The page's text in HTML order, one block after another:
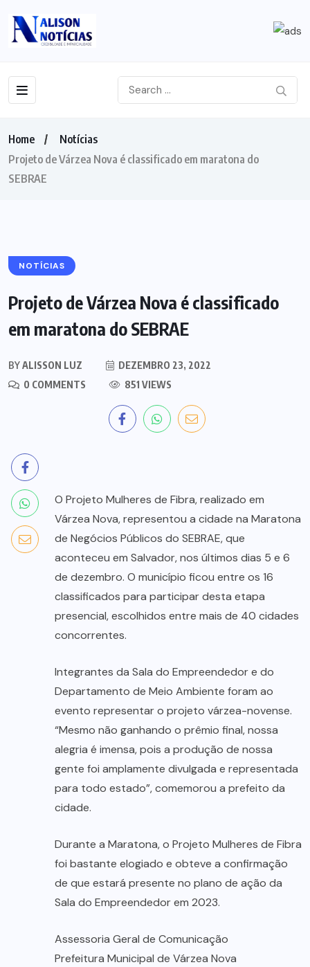
Home
Notícias
Projeto de Várzea Nova é classificado em maratona do
SEBRAE
NOTÍCIAS
Projeto de Várzea Nova é classificado
em maratona do SEBRAE
BYALISSON LUZ
DEZEMBRO 23, 2022
0 COMMENTS
851 VIEWS
O Projeto Mulheres de Fibra, realizado em
Várzea Nova, representou a cidade na Maratona
de Negócios Públicos do SEBRAE, que
aconteceu em Salvador, nos últimos dias 5 e 6
de dezembro. O município ficou entre os 16
classificados para participar desta etapa
presencial, escolhidos entre mais de 40 cidades
concorrentes.
Integrantes da Sala do Empreendedor e do
Departamento de Meio Ambiente foram ao
evento representar o projeto várzea-novense.
“Mesmo não ganhando o prêmio final, nossa
alegria é imensa, pois a produção de nossa
gente foi amplamente divulgada e representada
para todo estado”, comemorou a prefeito da
cidade.
Durante a Maratona, o Projeto Mulheres de Fibra
foi bastante elogiado e obteve a confirmação
de que estará presente no plano de ação da
Sala do Empreendedor em 2023.
Assessoria Geral de Comunicação
Prefeitura Municipal de Várzea Nova